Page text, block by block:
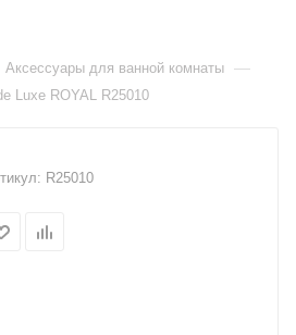
Аксессуары для ванной комнаты —
Luxe ROYAL R25010
R25010